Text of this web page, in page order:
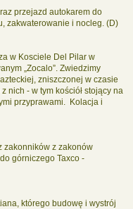
przejazd autokarem do
zakwaterowanie i nocleg. (D)
w Kosciele Del Pilar w
„Zocalo”. Zwiedzimy
zniszczonej w czasie
nich - w tym kościół stojący na
przyprawami. Kolacja i
zakonników z zakonów
górniczego Taxco -
którego budowę i wystrój